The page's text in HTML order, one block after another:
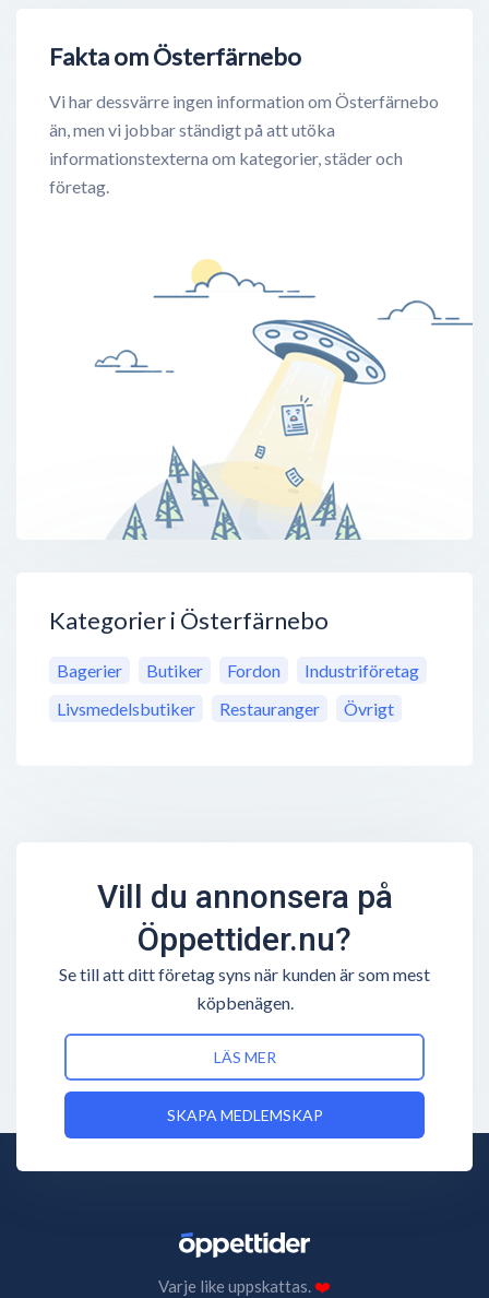
Fakta om Österfärnebo
Vi har dessvärre ingen information om Österfärnebo
än, men vi jobbar ständigt på att utöka
informationstexterna om kategorier, städer och
företag.
Kategorier i Österfärnebo
Bagerier Butiker Fordon
Industriföretag
Livsmedelsbutiker
Restauranger Övrigt
Vill du annonsera på
Öppettider.nu?
Se till att ditt företag syns när kunden är som mest
köpbenägen.
LÄS MER
SKAPA MEDLEMSKAP
Varje like uppskattas.❤️